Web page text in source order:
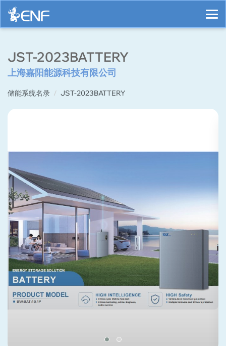
JST-2023BATTERY
上海嘉阳能源科技有限公司
储能系统名录 JST-2023BATTERY